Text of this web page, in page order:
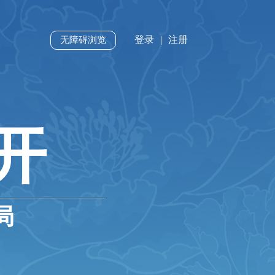
登录 | 注册
无障碍浏览